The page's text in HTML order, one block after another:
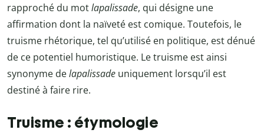
rapproché du motlapalissade, qui désigne une
affirmation dont la naïveté est comique. Toutefois, le
truisme rhétorique, tel qu’utilisé en politique, est dénué
de ce potentiel humoristique. Le truisme est ainsi
synonyme delapalissade uniquement lorsqu’il est
destiné à faire rire.
Truisme : étymologie